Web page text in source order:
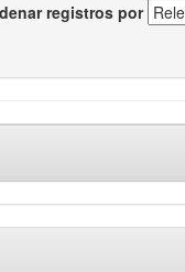
registros por